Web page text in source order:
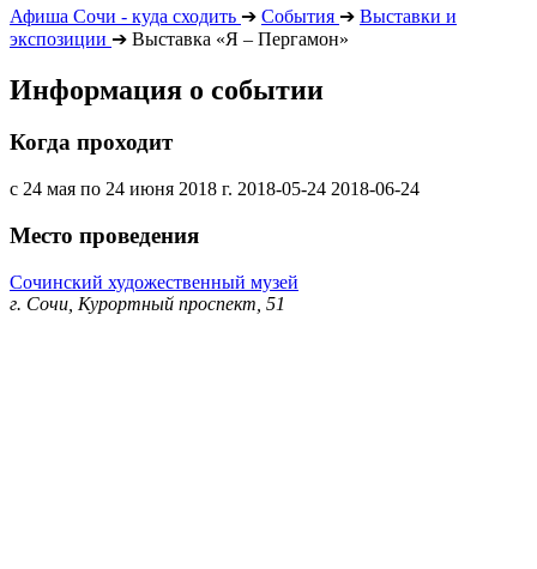
Афиша Сочи - куда сходить ➔ События ➔ Выставки и
экспозиции ➔ Выставка «Я – Пергамон»
Информация о событии
Когда проходит
с 24 мая по 24 июня 2018 г. 2018-05-24 2018-06-24
Место проведения
Сочинский художественный музей
г. Сочи, Курортный проспект, 51